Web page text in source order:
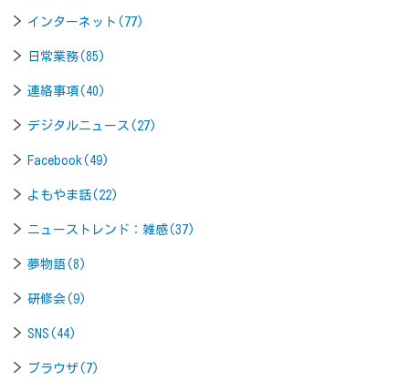
インターネット(77)
日常業務(85)
連絡事項(40)
デジタルニュース(27)
Facebook(49)
よもやま話(22)
ニューストレンド：雑感(37)
夢物語(8)
研修会(9)
SNS(44)
ブラウザ(7)